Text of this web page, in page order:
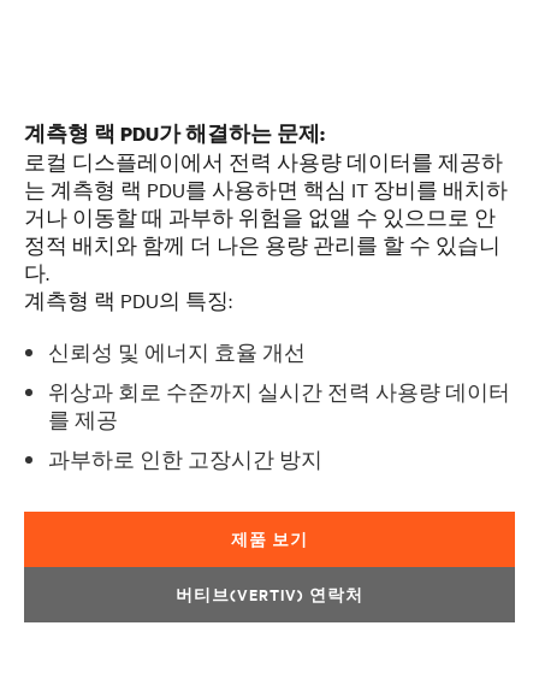
계측형 랙 PDU가 해결하는 문제:
로컬 디스플레이에서 전력 사용량 데이터를 제공하
는 계측형 랙 PDU를 사용하면 핵심 IT 장비를 배치하
거나 이동할 때 과부하 위험을 없앨 수 있으므로 안
정적 배치와 함께 더 나은 용량 관리를 할 수 있습니
다.
계측형 랙 PDU의 특징:
신뢰성 및 에너지 효율 개선
위상과 회로 수준까지 실시간 전력 사용량 데이터
를 제공
과부하로 인한 고장시간 방지
제품 보기
버티브(VERTIV) 연락처